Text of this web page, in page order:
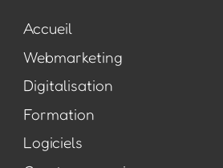
Accueil
Webmarketing
Digitalisation
Formation
Logiciels